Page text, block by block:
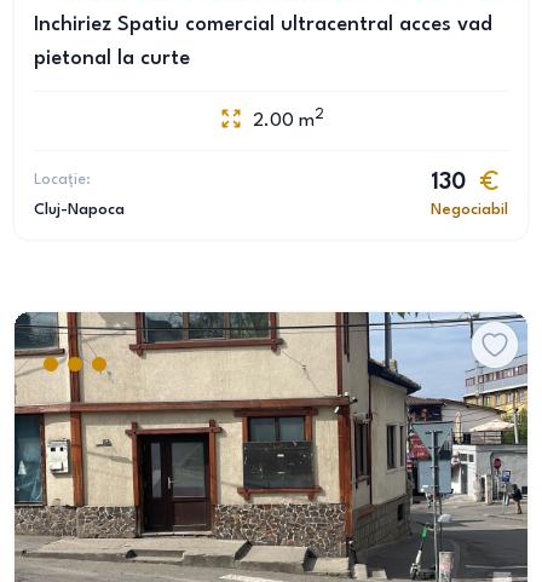
Inchiriez Spatiu comercial ultracentral acces vad
pietonal la curte
2.00 m2
Locație:
Cluj-Napoca
130
Negociabil